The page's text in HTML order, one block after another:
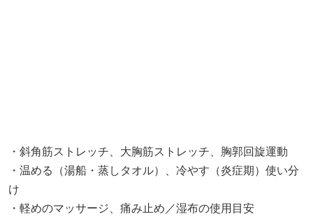
・斜角筋ストレッチ、大胸筋ストレッチ、胸郭回旋運動
・温める（湯船・蒸しタオル）、冷やす（炎症期）使い分
け
・軽めのマッサージ、痛み止め／湿布の使用目安